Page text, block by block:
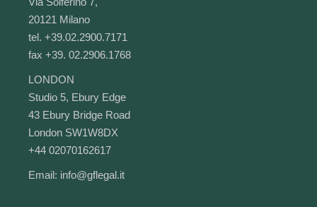
20121 Milano
tel. +39.02.2900.7171
fax +39. 02.2906.1768
LONDON
Studio 5, Ebury Edge
43 Ebury Bridge Road
London SW1W8DX
+44 02070162617
Email: info@gflegal.it